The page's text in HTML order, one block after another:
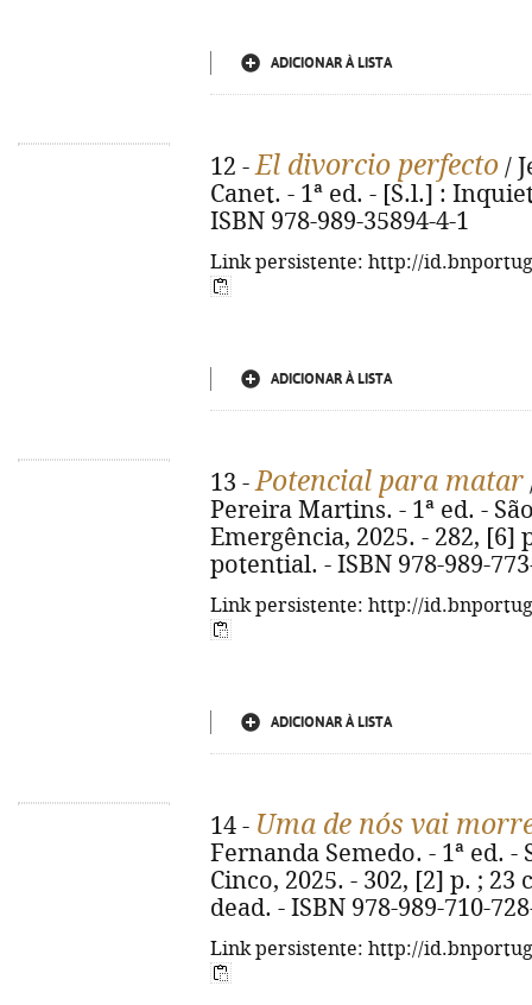
ADICIONAR À LISTA
12 -El divorcio perfecto /
Canet. - 1ª ed. - [S.l.] :
ISBN 978-989-35894-4-1
Link persistente: http://
ADICIONAR À LISTA
13 -Potencial para matar
Pereira Martins. - 1ª ed. -
Emergência, 2025. - 282,
potential. - ISBN 978-989-
Link persistente: http://
ADICIONAR À LISTA
14 - Uma de nós vai
Fernanda Semedo. - 1ª ed. -
Cinco, 2025. - 302, [2] p. ;
dead. - ISBN 978-989-710-
Link persistente: http://